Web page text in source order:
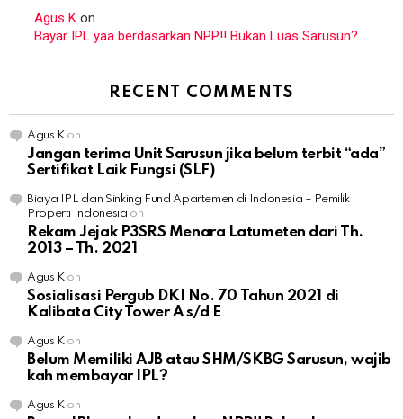
Agus K on
Bayar IPL yaa berdasarkan NPP!! Bukan Luas Sarusun?
RECENT COMMENTS
Agus Kon
Jangan terima Unit Sarusun jika belum terbit “ada”
Sertifikat Laik Fungsi (SLF)
Biaya IPL dan Sinking Fund Apartemen di Indonesia – Pemilik
Properti Indonesia on
Rekam Jejak P3SRS Menara Latumeten dari Th.
2013 – Th. 2021
Agus Kon
Sosialisasi Pergub DKI No. 70 Tahun 2021 di
Kalibata City Tower A s/d E
Agus Kon
Belum Memiliki AJB atau SHM/SKBG Sarusun, wajib
kah membayar IPL?
Agus Kon